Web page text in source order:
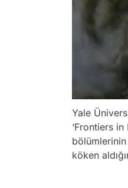
Yale
‘Frontiers
köken